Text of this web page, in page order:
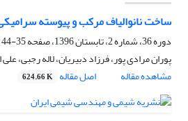
ساخت نانوالیاف مرکب و پیوسته
دوره 36، شماره 2، تابستان 1396، صفحه
35-44
پوران مرادی پور، فرزاد دبیریان، لاله رجبی،
مشاهده مقاله
اصل مقاله 624.66 K